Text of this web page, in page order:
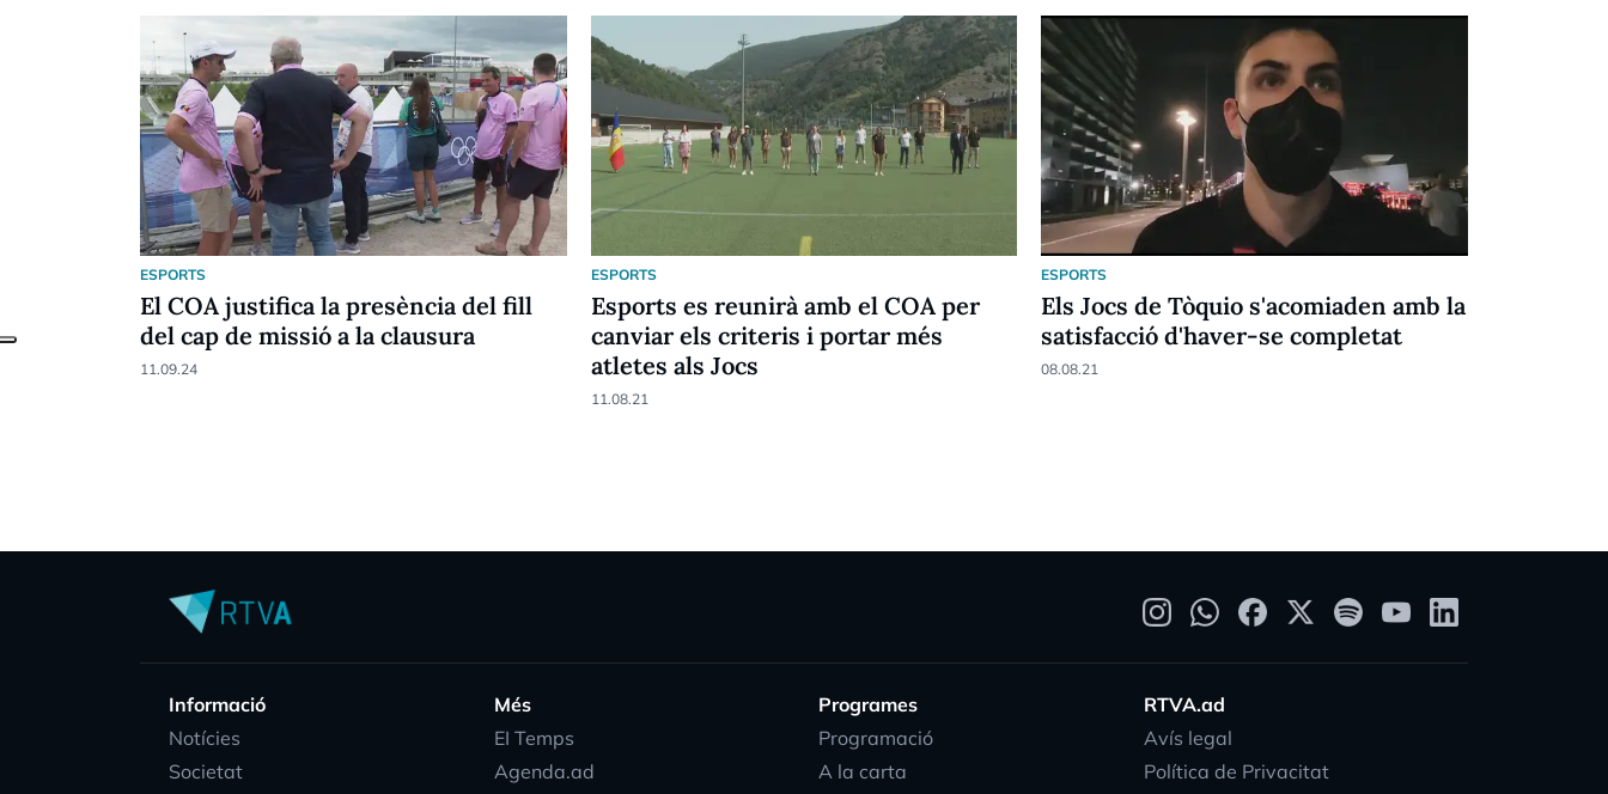
ESPORTS
El COA justifica la presència del fill
del cap de missió a la clausura
11.09.24
ESPORTS
Esports es reunirà amb el COA per
canviar els criteris i portar més
atletes als Jocs
11.08.21
ESPORTS
Els Jocs de Tòquio s'acomiaden amb la
satisfacció d'haver-se completat
08.08.21
Informació
Notícies
Societat
Més
EI Temps
Agenda.ad
Programes
Programació
A la carta
RTVA.ad
Avís legal
Política de Privacitat